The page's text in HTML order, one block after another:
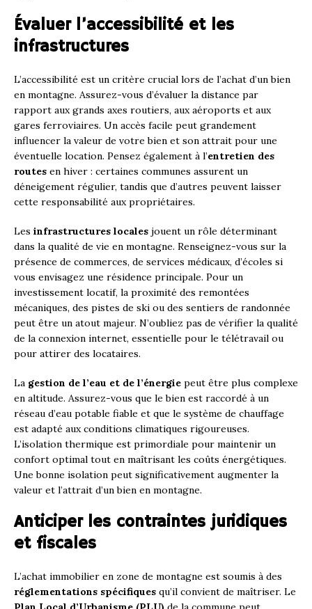
Évaluer l’accessibilité et les
infrastructures
L’accessibilité est un critère crucial lors de l’achat d’un bien
en montagne. Assurez-vous d’évaluer la distance par
rapport aux grands axes routiers, aux aéroports et aux
gares ferroviaires. Un accès facile peut grandement
influencer la valeur de votre bien et son attrait pour une
éventuelle location. Pensez également à l’entretien des
routes en hiver : certaines communes assurent un
déneigement régulier, tandis que d’autres peuvent laisser
cette responsabilité aux propriétaires.
Les infrastructures locales jouent un rôle déterminant
dans la qualité de vie en montagne. Renseignez-vous sur la
présence de commerces, de services médicaux, d’écoles si
vous envisagez une résidence principale. Pour un
investissement locatif, la proximité des remontées
mécaniques, des pistes de ski ou des sentiers de randonnée
peut être un atout majeur. N’oubliez pas de vérifier la qualité
de la connexion internet, essentielle pour le télétravail ou
pour attirer des locataires.
La gestion de l’eau et de l’énergie peut être plus complexe
en altitude. Assurez-vous que le bien est raccordé à un
réseau d’eau potable fiable et que le système de chauffage
est adapté aux conditions climatiques rigoureuses.
L’isolation thermique est primordiale pour maintenir un
confort optimal tout en maîtrisant les coûts énergétiques.
Une bonne isolation peut significativement augmenter la
valeur et l’attrait d’un bien en montagne.
Anticiper les contraintes juridiques
et fiscales
L’achat immobilier en zone de montagne est soumis à des
réglementations spécifiques qu’il convient de maîtriser. Le